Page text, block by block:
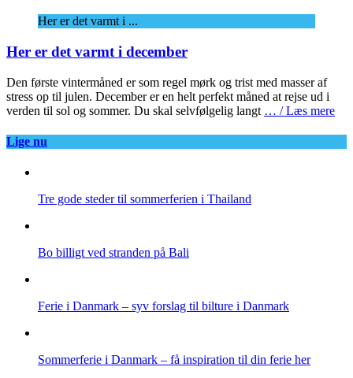
Her er det varmt i ...
Her er det varmt i december
Den første vintermåned er som regel mørk og trist med masser af
stress op til julen. December er en helt perfekt måned at rejse ud i
verden til sol og sommer. Du skal selvfølgelig langt … / Læs mere
Lige nu
Tre gode steder til sommerferien i Thailand
Bo billigt ved stranden på Bali
Ferie i Danmark – syv forslag til bilture i Danmark
Sommerferie i Danmark – få inspiration til din ferie her